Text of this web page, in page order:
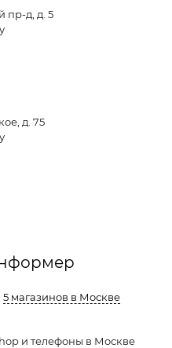
пр-д, д. 5
д. 75
5 магазинов в Москве
и телефоны в Москве